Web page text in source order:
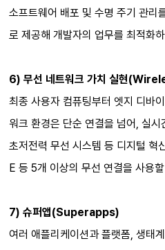
소프트웨어 배포 및 수명 주기 관리
로 제공해 개발자의 업무를 최적화
6) 무선 네트워크 가치 실현
최종 사용자 컴퓨팅부터 엣지 디
워크 환경은 단순 연결을 넘어, 실
초저전력 무선 시스템 등 디지털
E 등 5개 이상의 무선 연결을 사용
7) 슈퍼앱(Superapps)
여러 애플리케이션과 플랫폼, 생태